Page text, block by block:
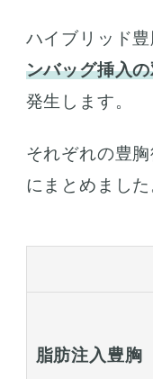
ハイブリッド
ンバッグ挿入
発生します。
それぞれの豊
にまとめました
脂肪注入豊胸